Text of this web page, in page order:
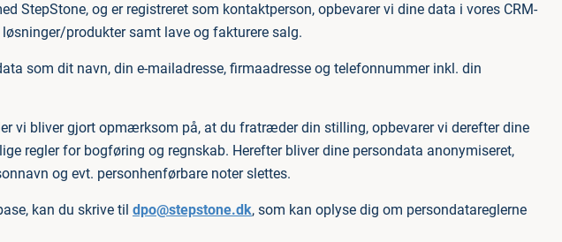
StepStone, og er registreret som kontaktperson, opbevarer vi dine data i vores CRM-
produkter samt lave og fakturere salg.
som dit navn, din e-mailadresse, firmaadresse og telefonnummer inkl. din
vi bliver gjort opmærksom på, at du fratræder din stilling, opbevarer vi derefter dine
regler for bogføring og regnskab. Herefter bliver dine persondata anonymiseret,
og evt. personhenførbare noter slettes.
kan du skrive til dpo@stepstone.dk, som kan oplyse dig om persondatareglerne